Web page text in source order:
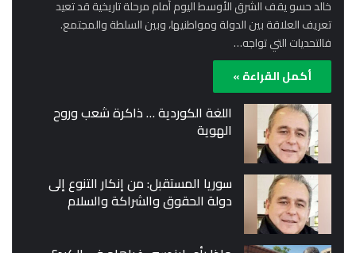
خالد حسو يقف الشرق الأوسط اليوم أمام مرحلة تاريخية قد تعيد
تعريف العلاقة بين الدولة ومواطنيها، وبين السلطة والمجتمع.
فالتحديات التي تواجه…
أكمل القراءة »
اللغة الكوردية … ذاكرة شعب وروح
الهوية
سوريا المستقبل: من إنكار التنوع إلى
دولة الحقوق والشراكة والسلام